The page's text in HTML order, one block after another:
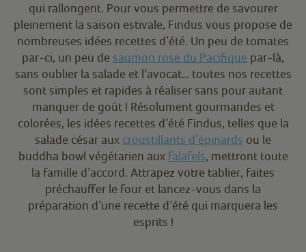
qui rallongent. Pour vous permettre de savourer
pleinement la saison estivale, Findus vous propose de
nombreuses idées recettes d’été. Un peu de tomates
par-ci, un peu de saumon rose du Pacifique par-là,
sans oublier la salade et l’avocat… toutes nos recettes
sont simples et rapides à réaliser sans pour autant
manquer de goût ! Résolument gourmandes et
colorées, les idées recettes d’été Findus, telles que la
salade césar aux croustillants d’épinards ou le
buddha bowl végétarien aux falafels, mettront toute
la famille d’accord. Attrapez votre tablier, faites
préchauffer le four et lancez-vous dans la
préparation d’une recette d’été qui marquera les
esprits !